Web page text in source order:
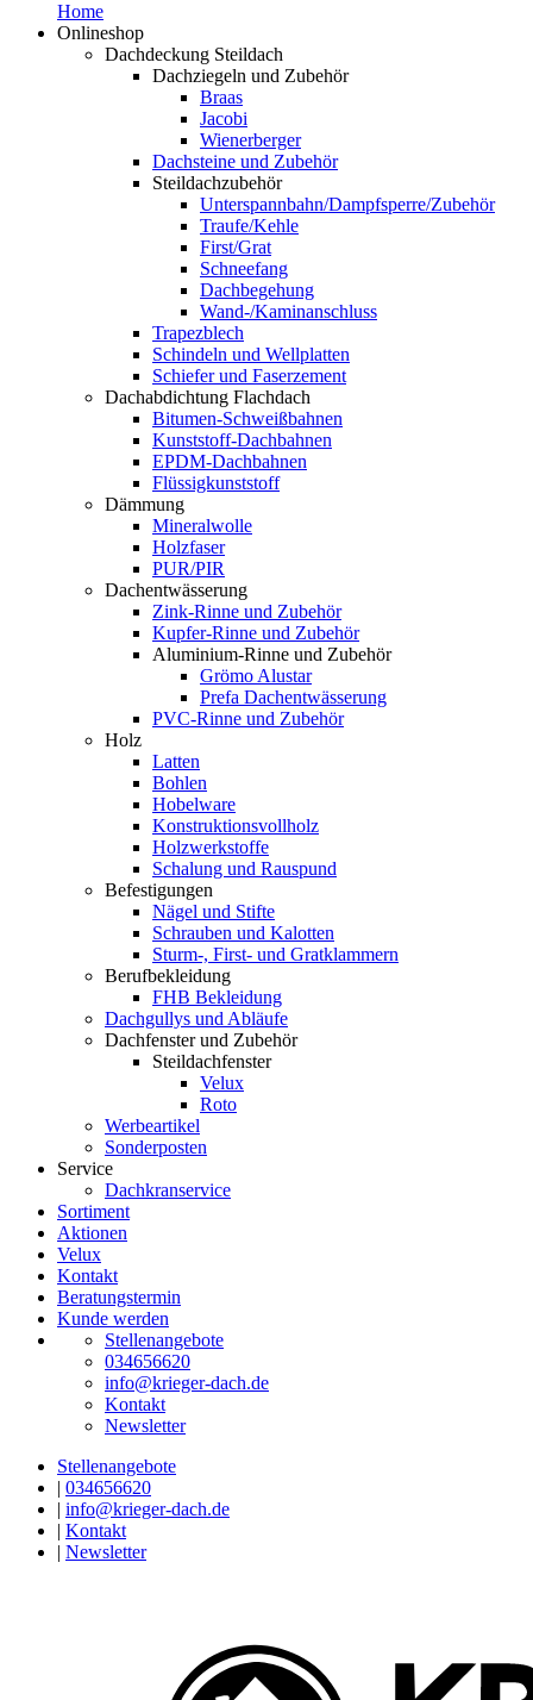
Home
Onlineshop
Dachdeckung Steildach
Dachziegeln und Zubehör
Braas
Jacobi
Wienerberger
Dachsteine und Zubehör
Steildachzubehör
Unterspannbahn/Dampfsperre/Zubehör
Traufe/Kehle
First/Grat
Schneefang
Dachbegehung
Wand-/Kaminanschluss
Trapezblech
Schindeln und Wellplatten
Schiefer und Faserzement
Dachabdichtung Flachdach
Bitumen-Schweißbahnen
Kunststoff-Dachbahnen
EPDM-Dachbahnen
Flüssigkunststoff
Dämmung
Mineralwolle
Holzfaser
PUR/PIR
Dachentwässerung
Zink-Rinne und Zubehör
Kupfer-Rinne und Zubehör
Aluminium-Rinne und Zubehör
Grömo Alustar
Prefa Dachentwässerung
PVC-Rinne und Zubehör
Holz
Latten
Bohlen
Hobelware
Konstruktionsvollholz
Holzwerkstoffe
Schalung und Rauspund
Befestigungen
Nägel und Stifte
Schrauben und Kalotten
Sturm-, First- und Gratklammern
Berufbekleidung
FHB Bekleidung
Dachgullys und Abläufe
Dachfenster und Zubehör
Steildachfenster
Velux
Roto
Werbeartikel
Sonderposten
Service
Dachkranservice
Sortiment
Aktionen
Velux
Kontakt
Beratungstermin
Kunde werden
Stellenangebote
034656620
info@krieger-dach.de
Kontakt
Newsletter
Stellenangebote
| 034656620
| info@krieger-dach.de
| Kontakt
| Newsletter